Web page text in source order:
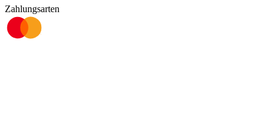
Zahlungsarten